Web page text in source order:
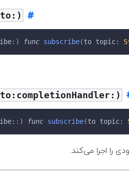
: ) func subscribe(to topic:
: : ) func subscribe(to topic: